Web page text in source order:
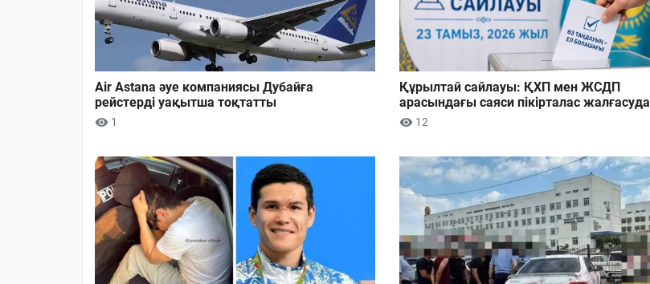
Air Astana әуе компаниясы Дубайға
рейстерді уақытша тоқтатты
1
Құрылтай сайлауы: ҚХП мен ЖСДП
арасындағы саяси пікірталас жалғасуда
12